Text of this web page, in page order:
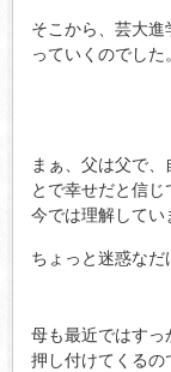
そこから、芸大進
っていくのでした
まぁ、父は父で
とで幸せだと信
今では理解してい
ちょっと迷惑なだ
母も最近ではすっ
押し付けてくるの